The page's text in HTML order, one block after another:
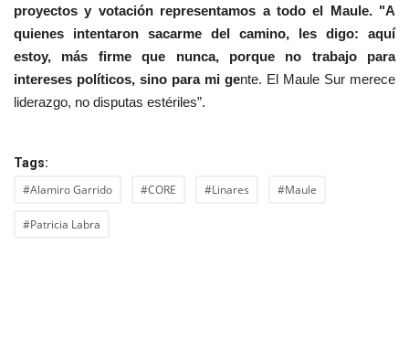
proyectos y votación representamos a todo el Maule. "A
quienes intentaron sacarme del camino, les digo: aquí
estoy, más firme que nunca, porque no trabajo para
intereses políticos, sino para mi gente. El Maule Sur merece
liderazgo, no disputas estériles”.
Tags:
#Alamiro Garrido #CORE #Linares #Maule
#Patricia Labra